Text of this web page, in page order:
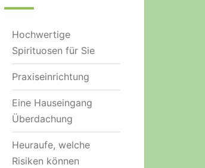
Hochwertige
Spirituosen für Sie
Praxiseinrichtung
Eine Hauseingang
Überdachung
Heuraufe, welche
Risiken können